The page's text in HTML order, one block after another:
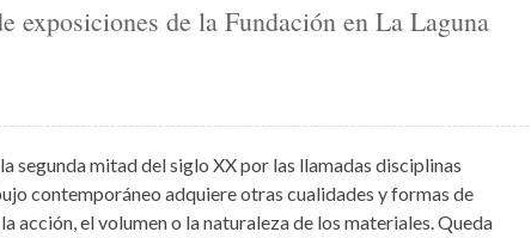
exposiciones de la Fundación en La Laguna
segunda mitad del siglo XX por las llamadas disciplinas
contemporáneo adquiere otras cualidades y formas de
acción, el volumen o la naturaleza de los materiales. Queda